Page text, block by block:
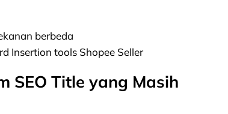
berbeda
Insertion tools Shopee Seller
SEO Title yang Masih